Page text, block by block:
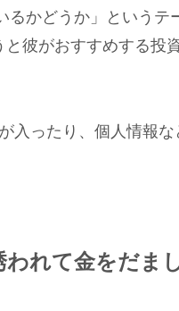
るかどうか」というテ
彼がおすすめする投
入ったり、個人情報な
れて金をだま